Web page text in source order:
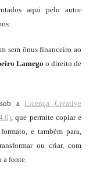
aqui pelo autor
sem ônus financeiro ao
Lamegoo direito de
a Licença Creative
, que permite copiar e
e também para,
ou criar, com
a fonte.